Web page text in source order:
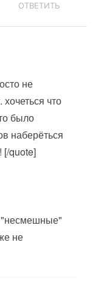
ОТВЕТИТЬ
не
что
было
наберёться
[/quote]
"несмешные"
не